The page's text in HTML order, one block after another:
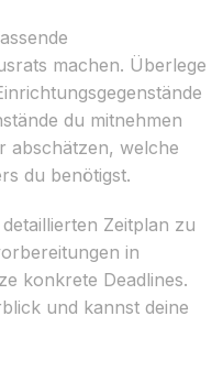
machen. Überlege
du mitnehmen
abschätzen, welche
du benötigst.
Zeitplan zu
in
konkrete Deadlines.
und kannst deine